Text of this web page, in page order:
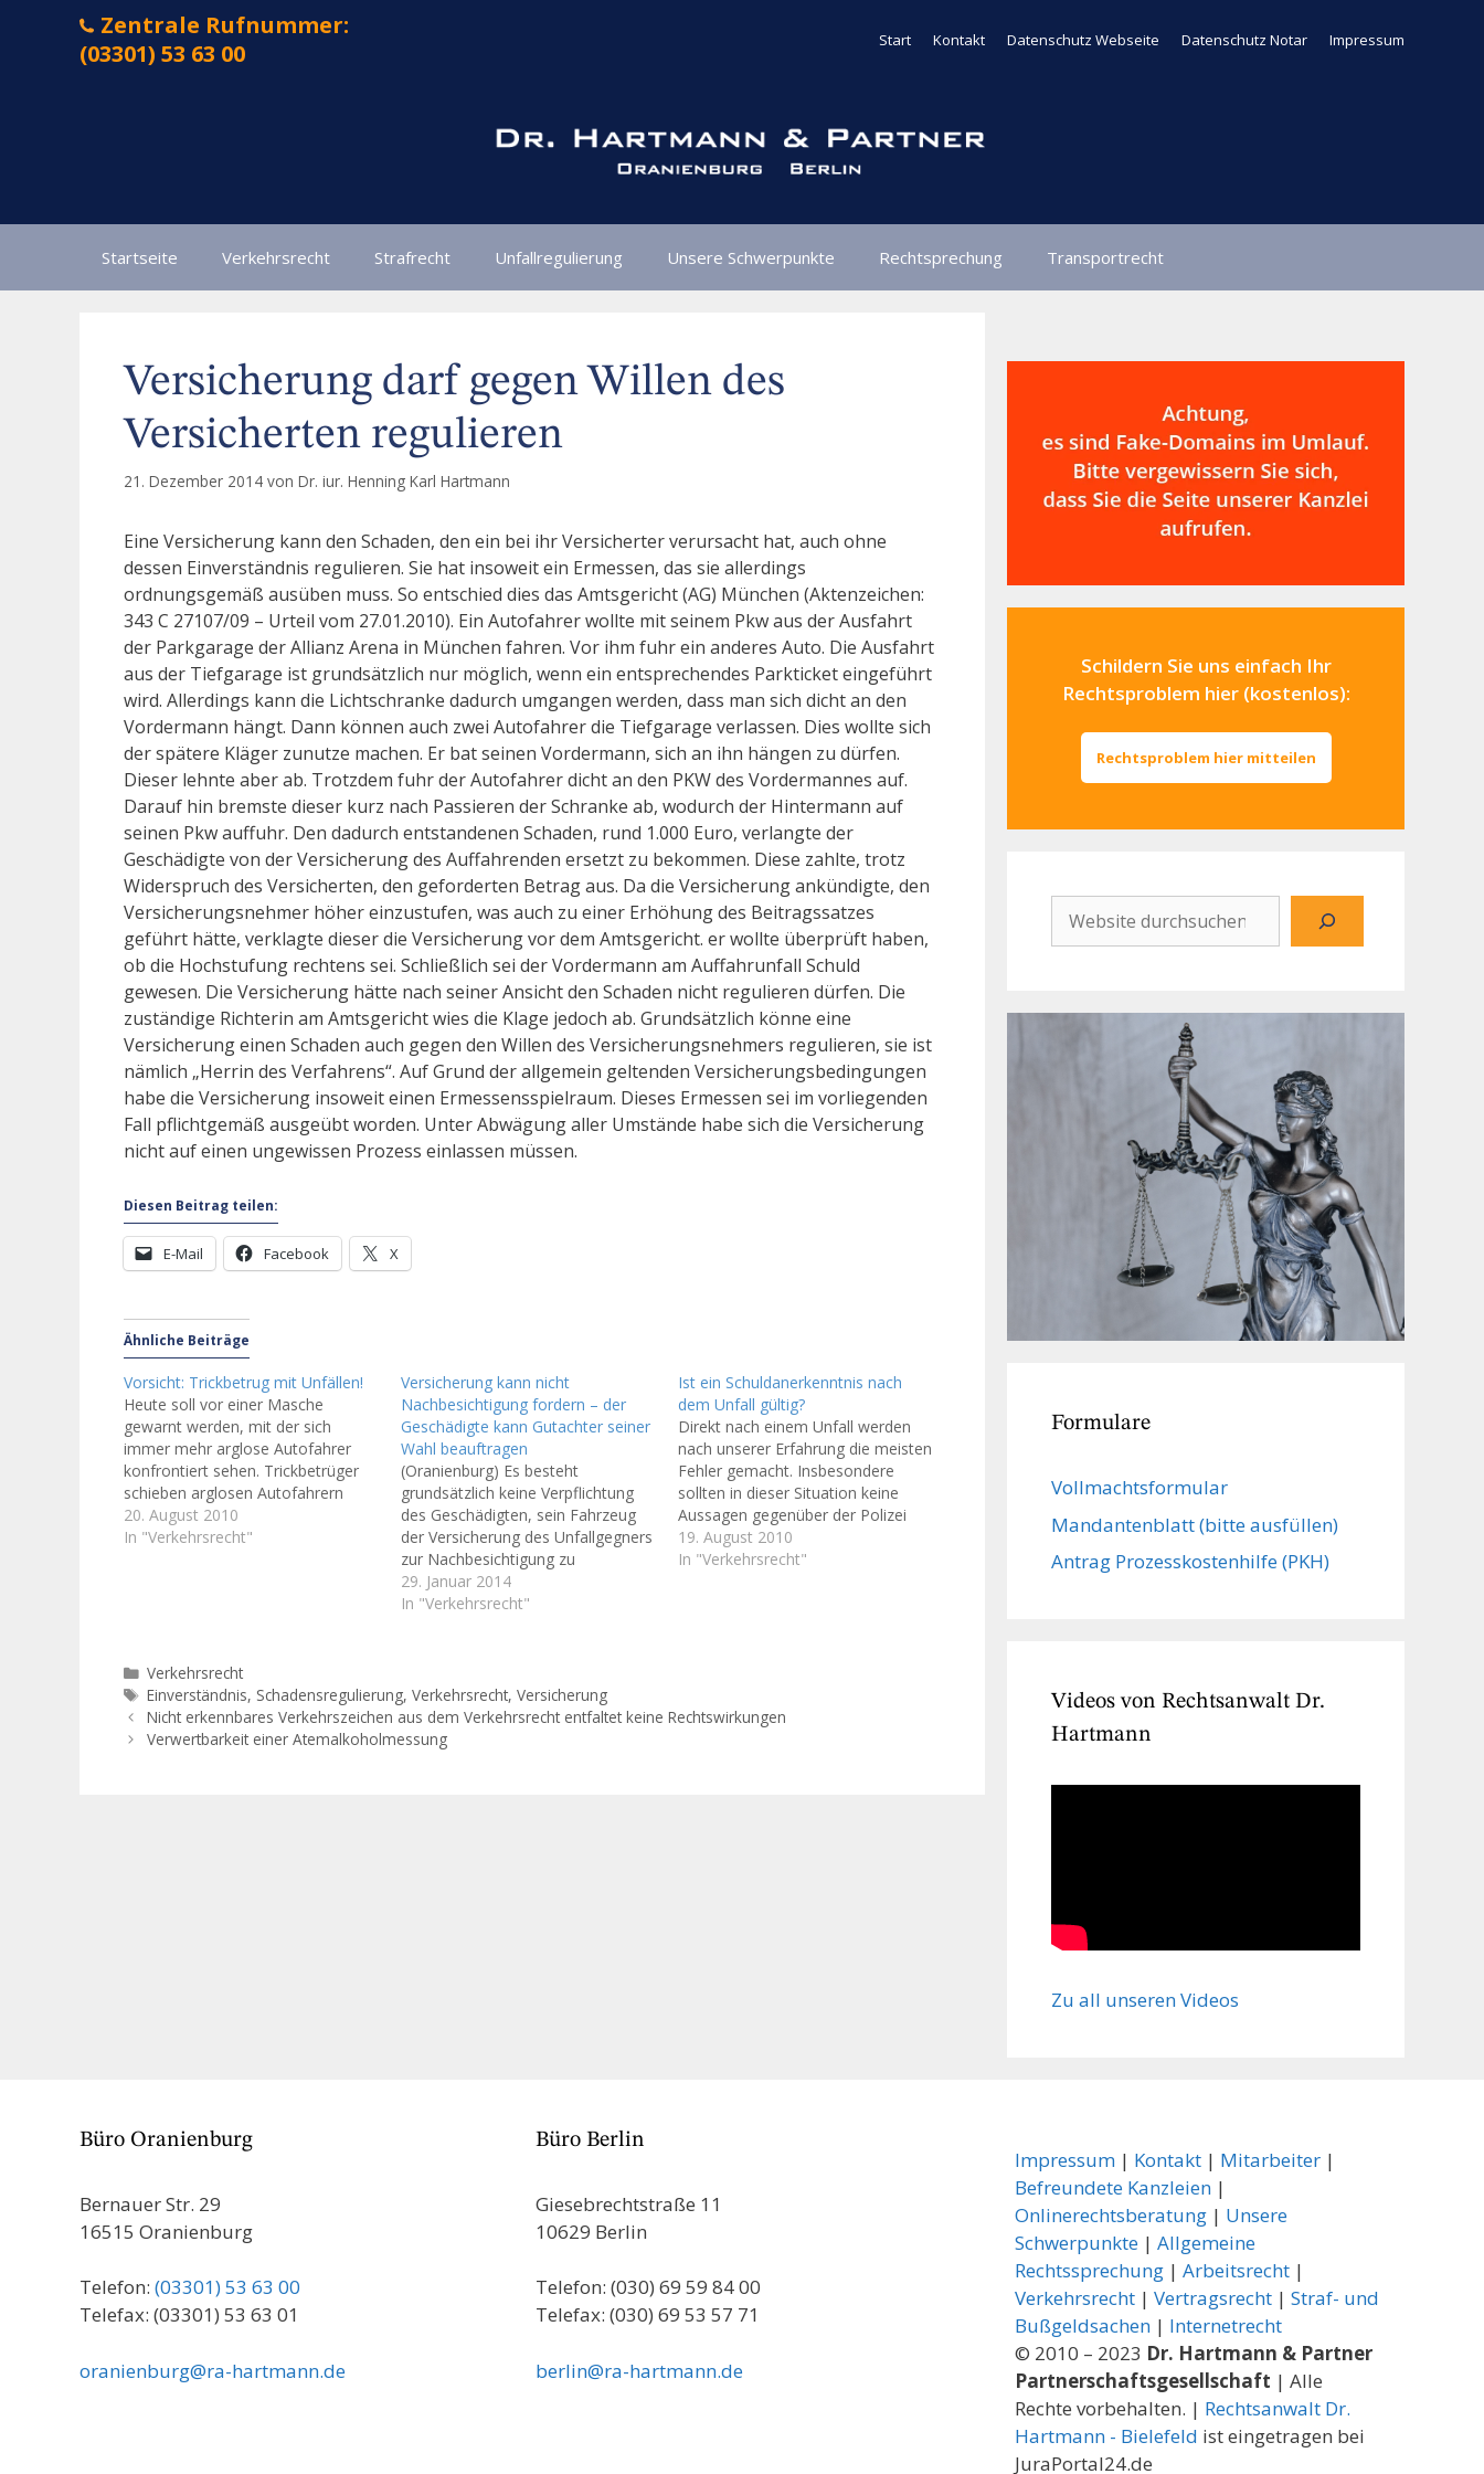
Zentrale Rufnummer:
(03301) 53 63 00
Start Kontakt Datenschutz Webseite Datenschutz Notar Impressum
Startseite Verkehrsrecht Strafrecht Unfallregulierung Unsere Schwerpunkte Rechtsprechung Transportrecht
Versicherung darf gegen Willen des
Versicherten regulieren
21. Dezember 2014 von Dr. iur. Henning Karl Hartmann
Eine Versicherung kann den Schaden, den ein bei ihr Versicherter verursacht hat, auch ohne
dessen Einverständnis regulieren. Sie hat insoweit ein Ermessen, das sie allerdings
ordnungsgemäß ausüben muss. So entschied dies das Amtsgericht (AG) München (Aktenzeichen:
343 C 27107/09 – Urteil vom 27.01.2010). Ein Autofahrer wollte mit seinem Pkw aus der Ausfahrt
der Parkgarage der Allianz Arena in München fahren. Vor ihm fuhr ein anderes Auto. Die Ausfahrt
aus der Tiefgarage ist grundsätzlich nur möglich, wenn ein entsprechendes Parkticket eingeführt
wird. Allerdings kann die Lichtschranke dadurch umgangen werden, dass man sich dicht an den
Vordermann hängt. Dann können auch zwei Autofahrer die Tiefgarage verlassen. Dies wollte sich
der spätere Kläger zunutze machen. Er bat seinen Vordermann, sich an ihn hängen zu dürfen.
Dieser lehnte aber ab. Trotzdem fuhr der Autofahrer dicht an den PKW des Vordermannes auf.
Darauf hin bremste dieser kurz nach Passieren der Schranke ab, wodurch der Hintermann auf
seinen Pkw auffuhr. Den dadurch entstandenen Schaden, rund 1.000 Euro, verlangte der
Geschädigte von der Versicherung des Auffahrenden ersetzt zu bekommen. Diese zahlte, trotz
Widerspruch des Versicherten, den geforderten Betrag aus. Da die Versicherung ankündigte, den
Versicherungsnehmer höher einzustufen, was auch zu einer Erhöhung des Beitragssatzes
geführt hätte, verklagte dieser die Versicherung vor dem Amtsgericht. er wollte überprüft haben,
ob die Hochstufung rechtens sei. Schließlich sei der Vordermann am Auffahrunfall Schuld
gewesen. Die Versicherung hätte nach seiner Ansicht den Schaden nicht regulieren dürfen. Die
zuständige Richterin am Amtsgericht wies die Klage jedoch ab. Grundsätzlich könne eine
Versicherung einen Schaden auch gegen den Willen des Versicherungsnehmers regulieren, sie ist
nämlich „Herrin des Verfahrens“. Auf Grund der allgemein geltenden Versicherungsbedingungen
habe die Versicherung insoweit einen Ermessensspielraum. Dieses Ermessen sei im vorliegenden
Fall pflichtgemäß ausgeübt worden. Unter Abwägung aller Umstände habe sich die Versicherung
nicht auf einen ungewissen Prozess einlassen müssen.
Diesen Beitrag teilen:
E-Mail Facebook X
Ähnliche Beiträge
Vorsicht: Trickbetrug mit Unfällen!
Heute soll vor einer Masche
gewarnt werden, mit der sich
immer mehr arglose Autofahrer
konfrontiert sehen. Trickbetrüger
schieben arglosen Autofahrern
Blechschäden unter, die Polizei
macht aus dem Opfer einen
20. August 2010
In "Verkehrsrecht"
Versicherung kann nicht
Nachbesichtigung fordern – der
Geschädigte kann Gutachter seiner
Wahl beauftragen
(Oranienburg) Es besteht
grundsätzlich keine Verpflichtung
des Geschädigten, sein Fahrzeug
der Versicherung des Unfallgegners
zur Nachbesichtigung zu
überlassen. Dies entschied das LG
Lübeck am 19.4.13 (A.Z. 16 O
den Gutachter selber ausgesucht
hat. Die Unfallgegnerische
Versicherung kann dann…
29. Januar 2014
In "Verkehrsrecht"
Ist ein Schuldanerkenntnis nach
dem Unfall gültig?
Direkt nach einem Unfall werden
nach unserer Erfahrung die meisten
Fehler gemacht. Insbesondere
sollten in dieser Situation keine
Aussagen gegenüber der Polizei
oder dem Unfallgegner gemacht
werden, die sich später als
19. August 2010
In "Verkehrsrecht"
Kategorien
Verkehrsrecht
Schlagwörter
Einverständnis, Schadensregulierung,Verkehrsrecht,Versicherung
Nicht erkennbares Verkehrszeichen aus dem Verkehrsrecht entfaltet keine Rechtswirkungen
Verwertbarkeit einer Atemalkoholmessung
Schildern Sie uns einfach Ihr
Rechtsproblem hier (kostenlos):
Rechtsproblem hier mitteilen
Website
durchsuchen
Formulare
Vollmachts­formular
Mandanten­blatt (bitte ausfüllen)
Antrag Prozesskostenhilfe (PKH)
Videos von Rechtsanwalt Dr.
Hartmann
Zu all unseren Videos
Büro Oranienburg
Bernauer Str. 29
16515 Oranienburg
Telefon: (03301) 53 63 00
Telefax: (03301) 53 63 01
oranienburg@ra-hartmann.de
Büro Berlin
Giesebrechtstraße 11
10629 Berlin
Telefon: (030) 69 59 84 00
Telefax: (030) 69 53 57 71
berlin@ra-hartmann.de
Impressum| Kontakt| Mitarbeiter|
Befreundete Kanzleien|
Onlinerechtsberatung| Unsere
Schwerpunkte| Allgemeine
Rechtssprechung| Arbeitsrecht|
Verkehrsrecht| Vertragsrecht| Straf- und
Bußgeldsachen| Internetrecht
© 2010 – 2023 Dr. Hartmann & Partner
Partnerschaftsgesellschaft | Alle
Rechte vorbehalten. | Rechtsanwalt Dr.
Hartmann - Bielefeld ist eingetragen bei
JuraPortal24.de